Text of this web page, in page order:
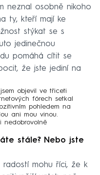
neznal osobně nikoho
ty, kteří mají ke
stýkat se s
jedinečnou
pomáhá cítit se
že jste jediní na
objevil ve třiceti
fórech setkal
pohledem na
ani mou vinou.
nedobrovolně
stále? Nebo jste
radostí mohu říci, že k